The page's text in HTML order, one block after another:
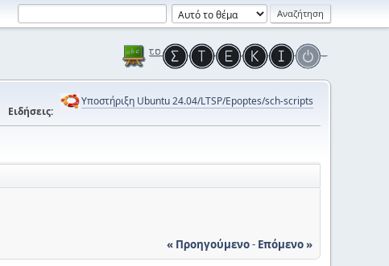
Ειδήσεις:
Υποστήριξη Ubuntu 24.04/LTSP/Epoptes/sch-scripts
« Προηγούμενο- Επόμενο »